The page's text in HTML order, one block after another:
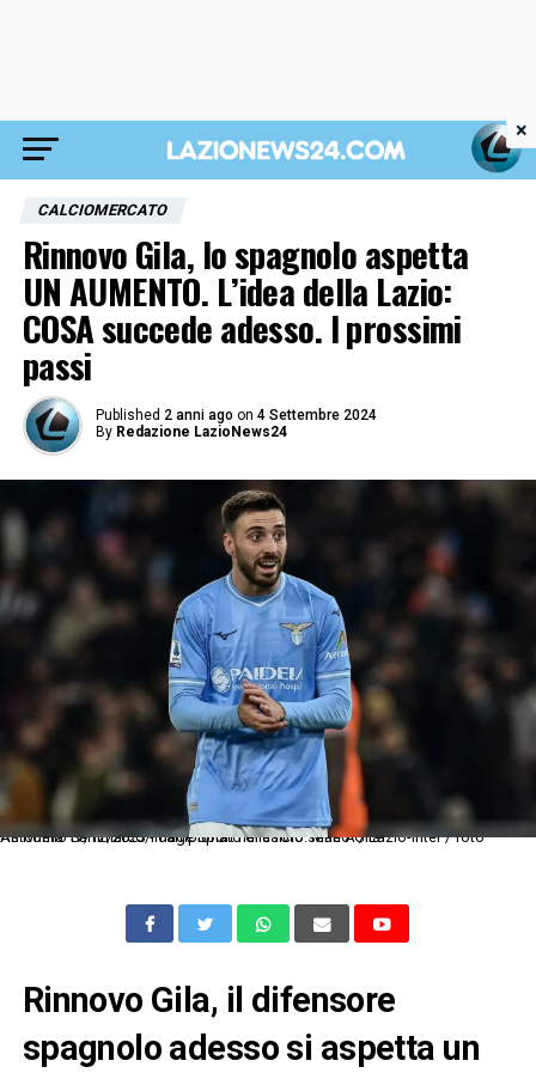
CALCIOMERCATO
Rinnovo Gila, lo spagnolo aspetta
UN AUMENTO. L’idea della Lazio:
COSA succede adesso. I prossimi
passi
Published 2 anni ago on 4 Settembre 2024
By Redazione LazioNews24
As Roma 17/12/2023 - campionato di calcio serie A / Lazio-Inter / foto Antonello Sammarco/Image Sport nella foto: Mario Gila
Rinnovo Gila, il difensore
spagnolo adesso si aspetta un
×